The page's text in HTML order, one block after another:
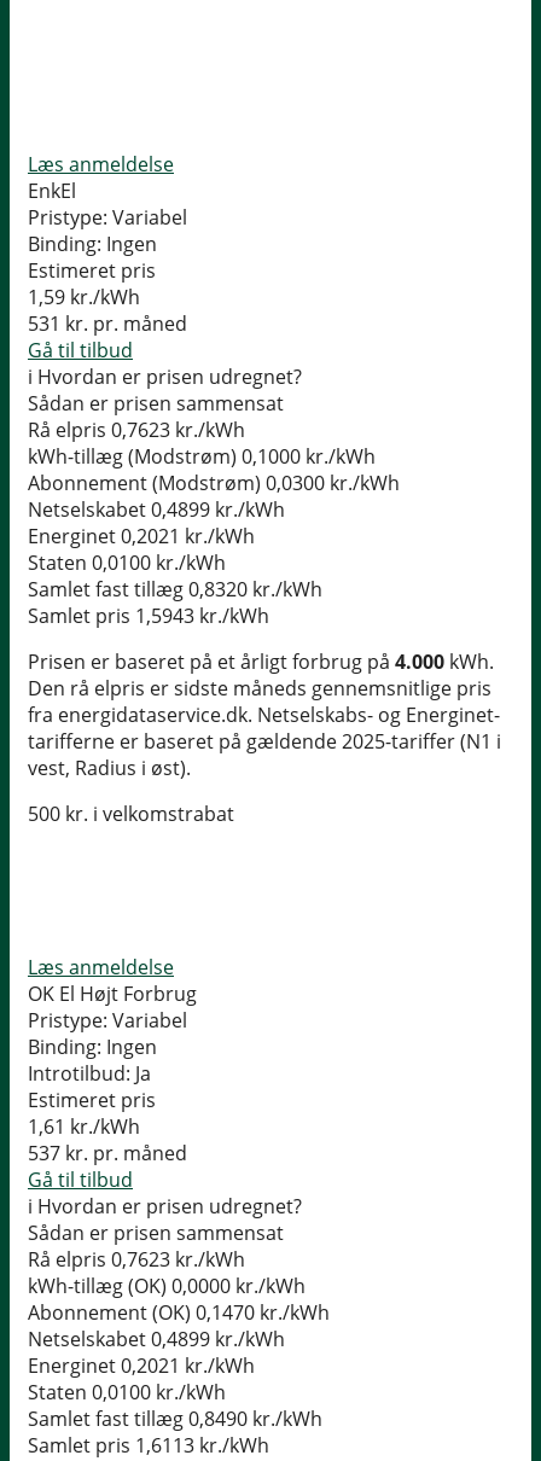
Læs anmeldelse
EnkEl
Pristype: Variabel
Binding: Ingen
Estimeret pris
1,59 kr./kWh
531 kr. pr. måned
Gå til tilbud
i Hvordan er prisen udregnet?
Sådan er prisen sammensat
Rå elpris 0,7623 kr./kWh
kWh-tillæg (Modstrøm) 0,1000 kr./kWh
Abonnement (Modstrøm) 0,0300 kr./kWh
Netselskabet0,4899 kr./kWh
Energinet0,2021 kr./kWh
Staten 0,0100 kr./kWh
Samlet fast tillæg0,8320 kr./kWh
Samlet pris 1,5943 kr./kWh
Prisen er baseret på et årligt forbrug på 4.000 kWh.
Den rå elpris er sidste måneds gennemsnitlige pris
fra energidataservice.dk. Netselskabs- og Energinet-
tarifferne er baseret på gældende 2025-tariffer (N1 i
vest, Radius i øst).
500 kr. i velkomstrabat
Læs anmeldelse
OK El Højt Forbrug
Pristype: Variabel
Binding: Ingen
Introtilbud: Ja
Estimeret pris
1,61 kr./kWh
537 kr. pr. måned
Gå til tilbud
i Hvordan er prisen udregnet?
Sådan er prisen sammensat
Rå elpris 0,7623 kr./kWh
kWh-tillæg (OK) 0,0000 kr./kWh
Abonnement (OK) 0,1470 kr./kWh
Netselskabet0,4899 kr./kWh
Energinet0,2021 kr./kWh
Staten 0,0100 kr./kWh
Samlet fast tillæg0,8490 kr./kWh
Samlet pris 1,6113 kr./kWh